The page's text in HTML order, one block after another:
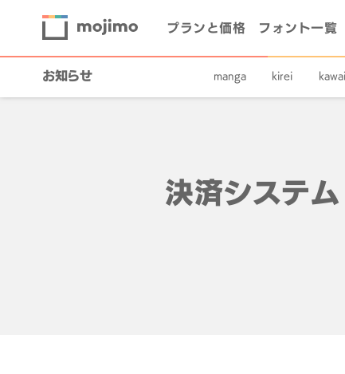
プランと価格 フォント一覧
お知らせ manga kirei
決済システ